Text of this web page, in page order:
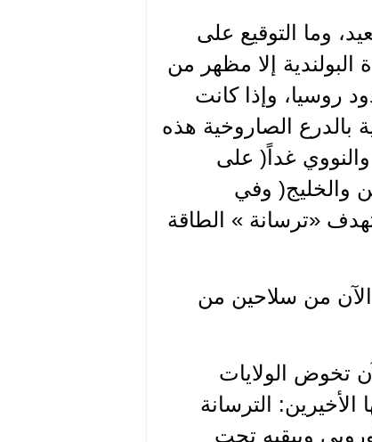
وما التوقيع على
البولندية إلا مظهر من
روسيا، وإذا كانت
بالدرع الصاروخية هذه
والنووي غداً( على
والخليج( وفي
«ترسانة » الطاقة
الآن من سلاحين من
تخوض الولايات
الترسانة
ويبقيه تحت